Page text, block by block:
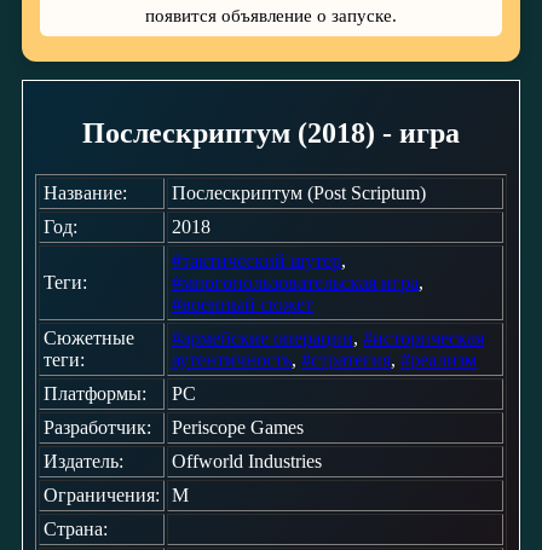
появится объявление о запуске.
Послескриптум (2018) - игра
Название:
Послескриптум (Post Scriptum)
Год:
2018
Теги:
#тактический шутер,
#многопользовательская игра,
#военный сюжет
Сюжетные
теги:
#армейские операции, #историческая
аутентичность, #стратегия, #реализм
Платформы:
PC
Разработчик:
Periscope Games
Издатель:
Offworld Industries
Ограничения:
M
Страна: